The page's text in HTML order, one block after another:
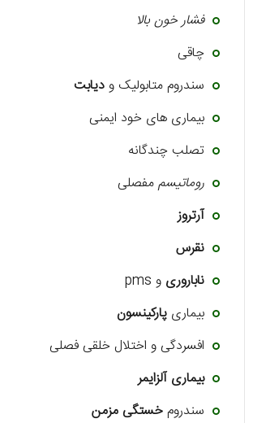
فشار خون بالا
چاقی
سندروم متابولیک ودیابت
بیماری های خود ایمنی
تصلب چندگانه
روماتیسممفصلی
آرتروز
نقرس
ناباروری و pms
بیماری پارکینسون
افسردگی و اختلال خلقی فصلی
بیماری آلزایمر
سندرومخستگی مزمن